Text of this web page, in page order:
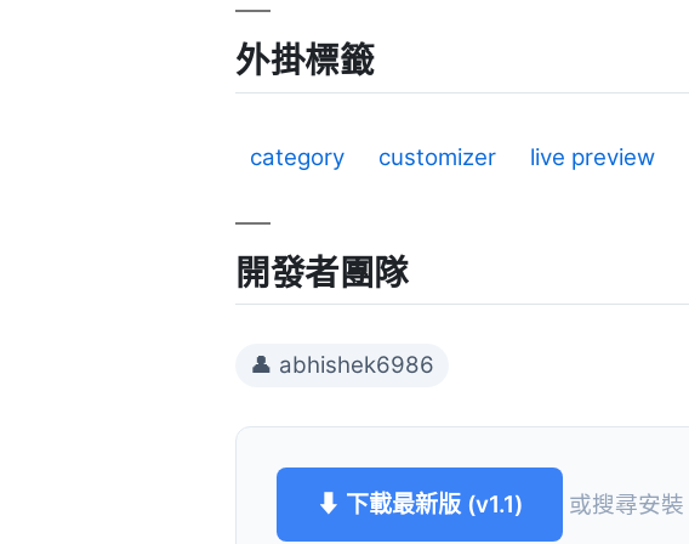
外掛標籤
category customizer live preview
開發者團隊
👤 abhishek6986
⬇ 下載最新版 (v1.1) 或搜尋安裝